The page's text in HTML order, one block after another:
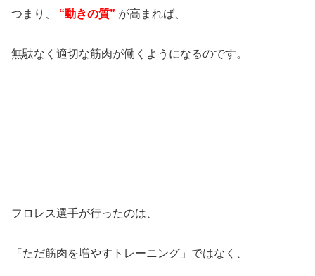
つまり、 “動きの質” が高まれば、
無駄なく適切な筋肉が働くようになるのです。
フロレス選手が行ったのは、
「ただ筋肉を増やすトレーニング」ではなく、